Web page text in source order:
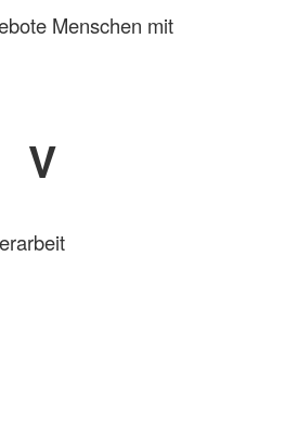
Menschen mit
V